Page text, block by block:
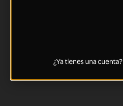
¿Ya tienes una cuenta?